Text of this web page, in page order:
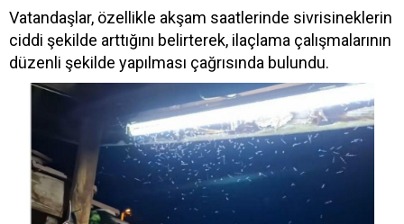
Vatandaşlar, özellikle akşam saatlerinde sivrisineklerin
ciddi şekilde arttığını belirterek, ilaçlama çalışmalarının
düzenli şekilde yapılması çağrısında bulundu.